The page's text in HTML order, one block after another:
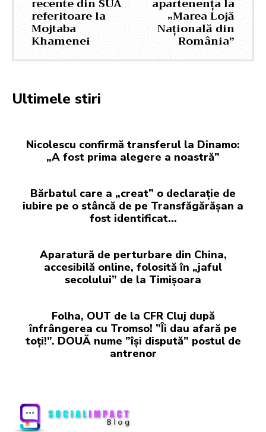
referitoare la
Mojtaba
Khamenei
„Marea Lojă
Națională din
România”
Ultimele stiri
Nicolescu confirmă transferul la Dinamo:
„A fost prima alegere a noastră”
Bărbatul care a „creat” o declarație de
iubire pe o stâncă de pe Transfăgărășan a
fost identificat…
Aparatură de perturbare din China,
accesibilă online, folosită în „jaful
secolului” de la Timișoara
Folha, OUT de la CFR Cluj după
înfrângerea cu Tromso! ”Îi dau afară pe
toți!”. DOUĂ nume ”își dispută” postul de
antrenor